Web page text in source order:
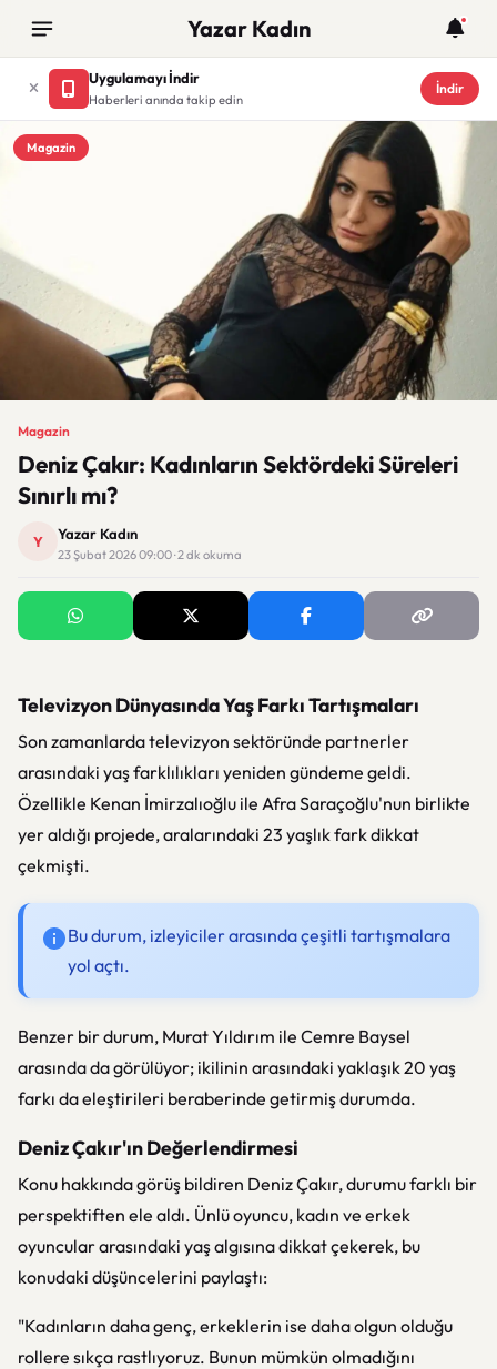
Yazar Kadın
Uygulamayı İndir
Haberleri anında takip edin
İndir
Magazin
Magazin
Deniz Çakır: Kadınların Sektördeki Süreleri
Sınırlı mı?
Y Yazar Kadın
23 Şubat 2026 09:00 · 2 dk okuma
Televizyon Dünyasında Yaş Farkı Tartışmaları
Son zamanlarda televizyon sektöründe partnerler
arasındaki yaş farklılıkları yeniden gündeme geldi.
Özellikle Kenan İmirzalıoğlu ile Afra Saraçoğlu'nun birlikte
yer aldığı projede, aralarındaki 23 yaşlık fark dikkat
çekmişti.
Bu durum, izleyiciler arasında çeşitli tartışmalara
yol açtı.
Benzer bir durum, Murat Yıldırım ile Cemre Baysel
arasında da görülüyor; ikilinin arasındaki yaklaşık 20 yaş
farkı da eleştirileri beraberinde getirmiş durumda.
Deniz Çakır'ın Değerlendirmesi
Konu hakkında görüş bildiren Deniz Çakır, durumu farklı bir
perspektiften ele aldı. Ünlü oyuncu, kadın ve erkek
oyuncular arasındaki yaş algısına dikkat çekerek, bu
konudaki düşüncelerini paylaştı:
"Kadınların daha genç, erkeklerin ise daha olgun olduğu
rollere sıkça rastlıyoruz. Bunun mümkün olmadığını